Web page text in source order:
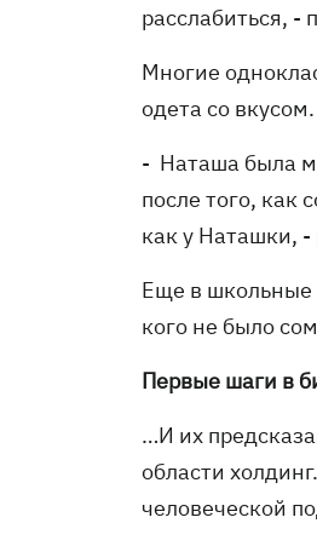
расслабиться, -
Многие
одета со вкусом.
- Наташа была
после того, как
как у Наташки, -
Еще в школьные
кого не было
Первые шаги в
…И их
области
человеческой